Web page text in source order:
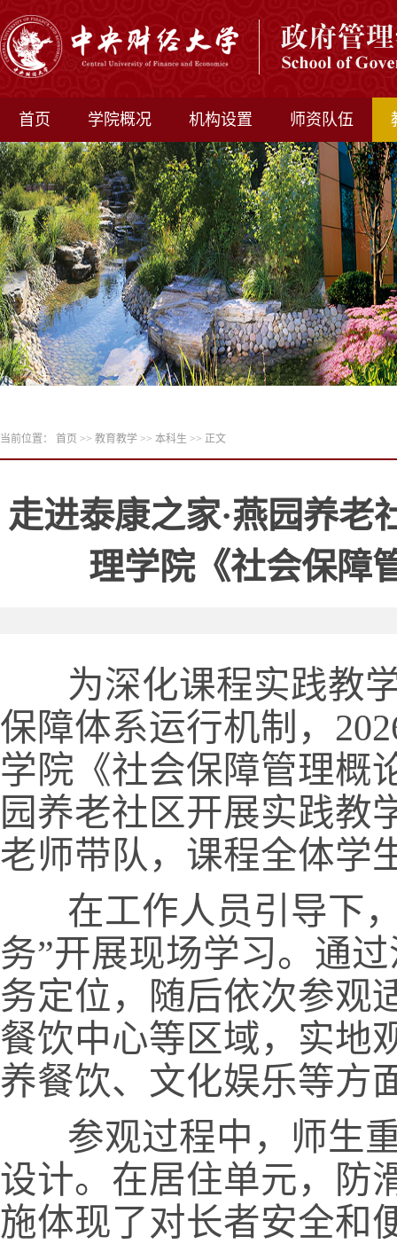
首页 学院概况 机构设置 师资队伍
当前位置： 首页 >> 教育教学 >> 本科生 >> 正文
走进泰康之家·燕园养
理学院《社会保障
为深化课程实践教
保障体系运行机制，
学院《社会保障管理概
园养老社区开展实践教
老师带队，课程全体学
在工作人员引导下
务”开展现场学习。通
务定位，随后依次参观
餐饮中心等区域，实地
养餐饮、文化娱乐等方
参观过程中，师生
设计。在居住单元，防
施体现了对长者安全和